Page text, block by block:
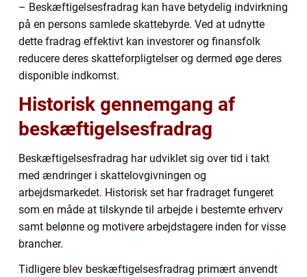
– Beskæftigelsesfradrag kan have betydelig indvirkning
på en persons samlede skattebyrde. Ved at udnytte
dette fradrag effektivt kan investorer og finansfolk
reducere deres skatteforpligtelser og dermed øge deres
disponible indkomst.
Historisk gennemgang af
beskæftigelsesfradrag
Beskæftigelsesfradrag har udviklet sig over tid i takt
med ændringer i skattelovgivningen og
arbejdsmarkedet. Historisk set har fradraget fungeret
som en måde at tilskynde til arbejde i bestemte erhverv
samt belønne og motivere arbejdstagere inden for visse
brancher.
Tidligere blev beskæftigelsesfradrag primært anvendt